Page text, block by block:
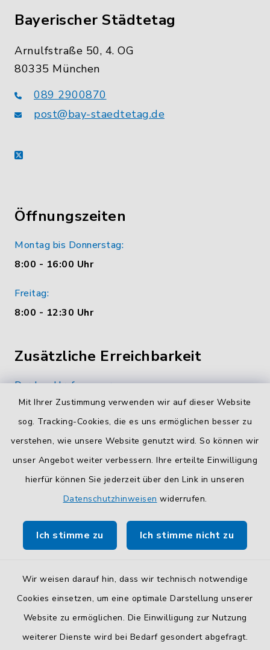
Mit Ihrer Zustimmung verwenden wir auf dieser Website
sog. Tracking-Cookies, die es uns ermöglichen besser zu
verstehen, wie unsere Website genutzt wird. So können wir
unser Angebot weiter verbessern. Ihre erteilte Einwilligung
hierfür können Sie jederzeit über den Link in unseren
Datenschutzhinweisen widerrufen.
Ich stimme zu Ich stimme nicht zu
Wir weisen darauf hin, dass wir technisch notwendige
Cookies einsetzen, um eine optimale Darstellung unserer
Website zu ermöglichen. Die Einwilligung zur Nutzung
weiterer Dienste wird bei Bedarf gesondert abgefragt.
Bayerischer Städtetag
Arnulfstraße 50, 4. OG
80335 München
089 2900870
post@bay-staedtetag.de
X
Öffnungszeiten
Montag bis Donnerstag:
8:00 - 16:00 Uhr
Freitag:
8:00 - 12:30 Uhr
Zusätzliche Erreichbarkeit
Durchwahlrufnummern
Die Durchwahlrufnummern unserer Mitarbeiterinnen
und Mitarbeiter finden Siehier.
Kontaktformular
SicheresKontaktformularmit BayernID verwenden.
So finden Sie uns.